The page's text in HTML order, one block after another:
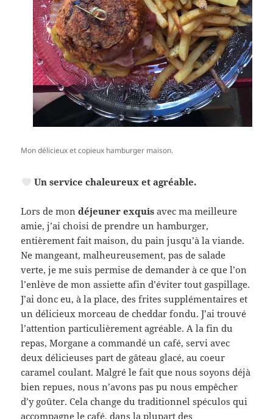
Mon délicieux et copieux hamburger maison.
Un service chaleureux et agréable.
Lors de mondéjeuner exquis avec ma meilleure
amie, j’ai choisi de prendre un hamburger,
entièrement fait maison, du pain jusqu’à la viande.
Ne mangeant, malheureusement, pas de salade
verte, je me suis permise de demander à ce que l’on
l’enlève de mon assiette afin d’éviter tout gaspillage.
J’ai donc eu, à la place, des frites supplémentaires et
un délicieux morceau de cheddar fondu. J’ai trouvé
l’attention particulièrement agréable. A la fin du
repas, Morgane a commandé un café, servi avec
deux délicieuses part de gâteau glacé, au coeur
caramel coulant. Malgré le fait que nous soyons déjà
bien repues, nous n’avons pas pu nous empêcher
d’y goûter. Cela change du traditionnel spéculos qui
accompagne le café, dans la plupart des